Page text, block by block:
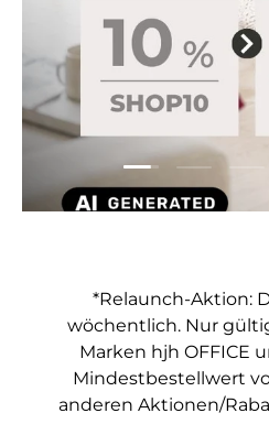
Folie laden 1
Folie
*Relaunch-Aktion:
wöchentlich. Nur
Marken hjh OFFICE
Mindestbestellwert
anderen Aktionen/